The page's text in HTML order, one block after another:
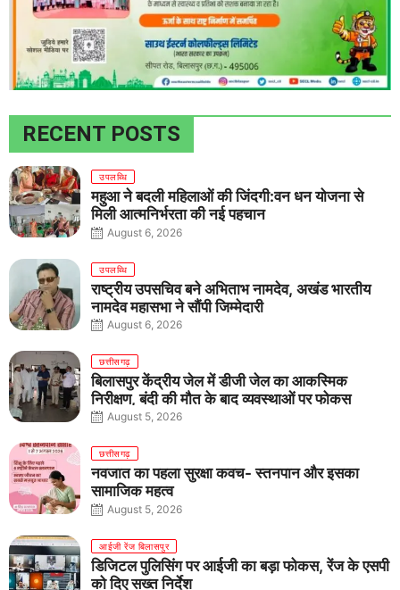
RECENT POSTS
उपलब्धि
महुआ ने बदली महिलाओं की जिंदगी:वन धन योजना से
मिली आत्मनिर्भरता की नई पहचान
August 6, 2026
उपलब्धि
राष्ट्रीय उपसचिव बने अभिताभ नामदेव, अखंड भारतीय
नामदेव महासभा ने सौंपी जिम्मेदारी
August 6, 2026
छत्तीसगढ़
बिलासपुर केंद्रीय जेल में डीजी जेल का आकस्मिक
निरीक्षण, बंदी की मौत के बाद व्यवस्थाओं पर फोकस
August 5, 2026
छत्तीसगढ़
नवजात का पहला सुरक्षा कवच- स्तनपान और इसका
सामाजिक महत्व
August 5, 2026
आईजी रेंज बिलासपुर
डिजिटल पुलिसिंग पर आईजी का बड़ा फोकस, रेंज के एसपी
को दिए सख्त निर्देश